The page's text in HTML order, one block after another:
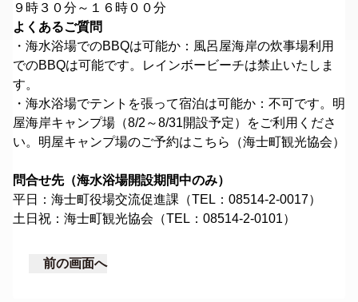
９時３０分～１６時００分
よくあるご質問
・海水浴場でのBBQは可能か：風呂屋海岸の炊事場利用
でのBBQは可能です。レインボービーチは禁止いたしま
す。
・海水浴場でテントを張って宿泊は可能か：不可です。明
屋海岸キャンプ場（8/2～8/31開設予定）をご利用くださ
い。 明屋キャンプ場のご予約はこちら（海士町観光協会）
問合せ先（海水浴場開設期間中のみ）
平日：海士町役場交流促進課（TEL：08514-2-0017）
土日祝：海士町観光協会（TEL：08514-2-0101）
前の画面へ